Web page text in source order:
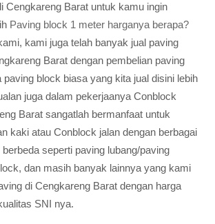
Cengkareng Barat untuk kamu ingin
Paving block 1 meter harganya berapa?
kami juga telah banyak jual paving
Barat dengan pembelian paving
paving block biasa yang kita jual disini lebih
juga dalam pekerjaanya Conblock
Barat sangatlah bermanfaat untuk
kaki atau Conblock jalan dengan berbagai
seperti paving lubang/paving
dan masih banyak lainnya yang kami
di Cengkareng Barat dengan harga
SNI nya.